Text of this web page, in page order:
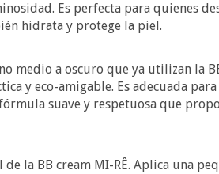
Es perfecta para quienes
hidrata y protege la piel.
medio a oscuro que ya utilizan la
y eco-amigable. Es adecuada
suave y respetuosa que
la BB cream MI-RÊ. Aplica una